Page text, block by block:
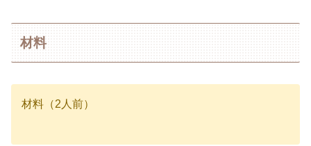
材料
材料（2人前）